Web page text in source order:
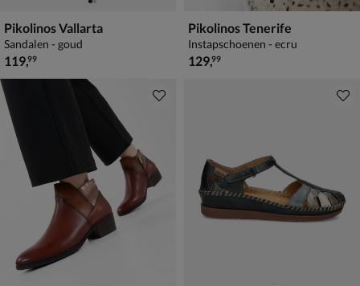
Pikolinos Vallarta
Sandalen - goud
€ 119,99
119,99
Pikolinos Tenerife
Instapschoenen - ecru
€ 129,99
129,99